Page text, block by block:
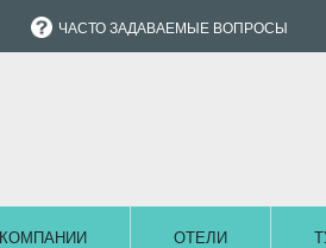
ЧАСТО ЗАДАВАЕМЫЕ ВОПРОСЫ
КОМПАНИИ ОТЕЛИ